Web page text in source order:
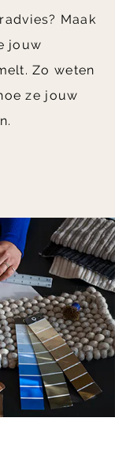
Maak
jouw
Zo weten
ze jouw